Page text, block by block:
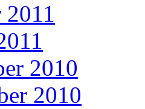
2011
2010
2010